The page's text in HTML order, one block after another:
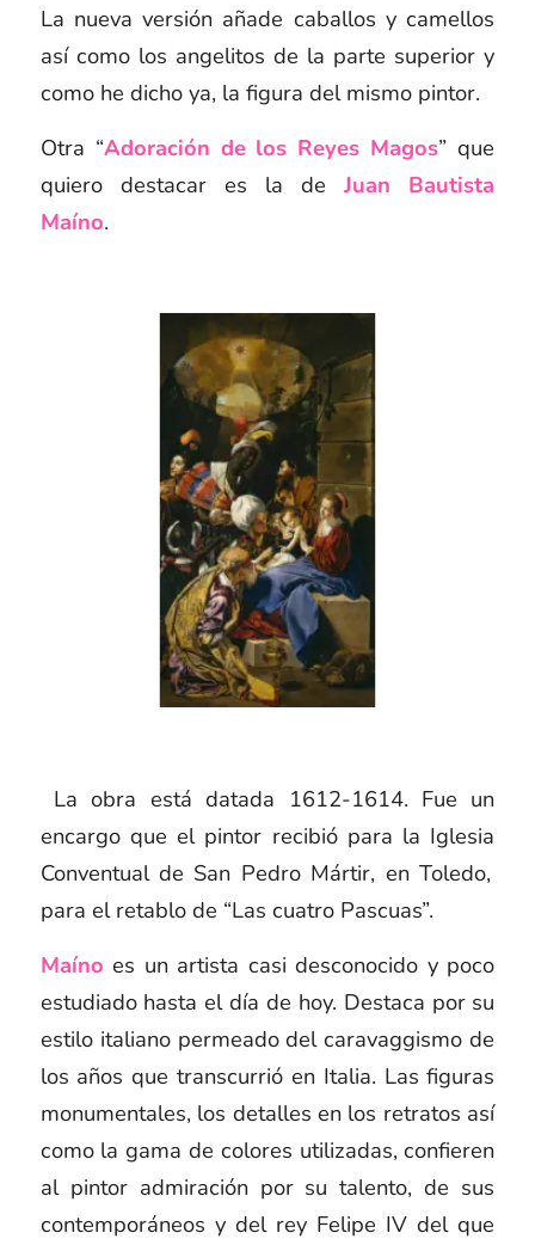
La nueva versión añade caballos y camellos
así como los angelitos de la parte superior y
como he dicho ya, la figura del mismo pintor.
Otra “Adoración de los Reyes Magos” que
quiero destacar es la deJuan Bautista
Maíno.
La obra está datada 1612-1614. Fue un
encargo que el pintor recibió para la Iglesia
Conventual de San Pedro Mártir, en Toledo,
para el retablo de “Las cuatro Pascuas”.
Maíno es un artista casi desconocido y poco
estudiado hasta el día de hoy. Destaca por su
estilo italiano permeado del caravaggismo de
los años que transcurrió en Italia. Las figuras
monumentales, los detalles en los retratos así
como la gama de colores utilizadas, confieren
al pintor admiración por su talento, de sus
contemporáneos y del rey Felipe IV del que